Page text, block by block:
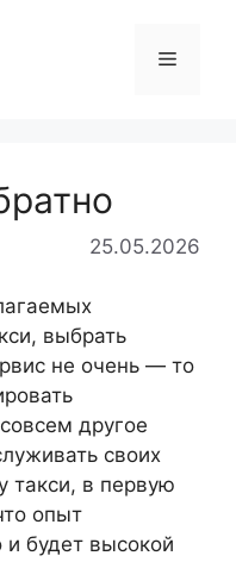
Меню
25.05.2026
выбрать
не очень — то
другое
своих
такси, в первую
опыт
и будет высокой